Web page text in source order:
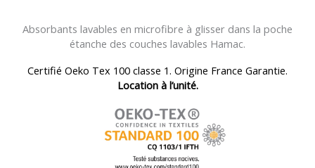
Absorbants lavables en microfibre à glisser dans la poche
étanche des couches lavables Hamac.
Certifié Oeko Tex 100 classe 1. Origine France Garantie.
Location à l’unité.